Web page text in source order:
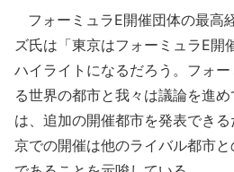
フォーミュラE開催団体の最高
ズ氏は「東京はフォーミュラE開
ハイライトになるだろう。フォ
る世界の都市と我々は議論を進
は、追加の開催都市を発表でき
京での開催は他のライバル都市